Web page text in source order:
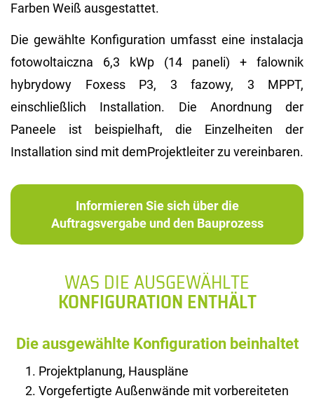
Farben Weiß ausgestattet.
Die gewählte Konfiguration umfasst eine instalacja
fotowoltaiczna 6,3 kWp (14 paneli) + falownik
hybrydowy Foxess P3, 3 fazowy, 3 MPPT,
einschließlich Installation. Die Anordnung der
Paneele ist beispielhaft, die Einzelheiten der
Installation sind mit demProjektleiter zu vereinbaren.
Informieren Sie sich über die
Auftragsvergabe und den Bauprozess
WAS DIE AUSGEWÄHLTE
KONFIGURATION ENTHÄLT
Die ausgewählte Konfiguration beinhaltet
Projektplanung, Hauspläne
Vorgefertigte Außenwände mit vorbereiteten